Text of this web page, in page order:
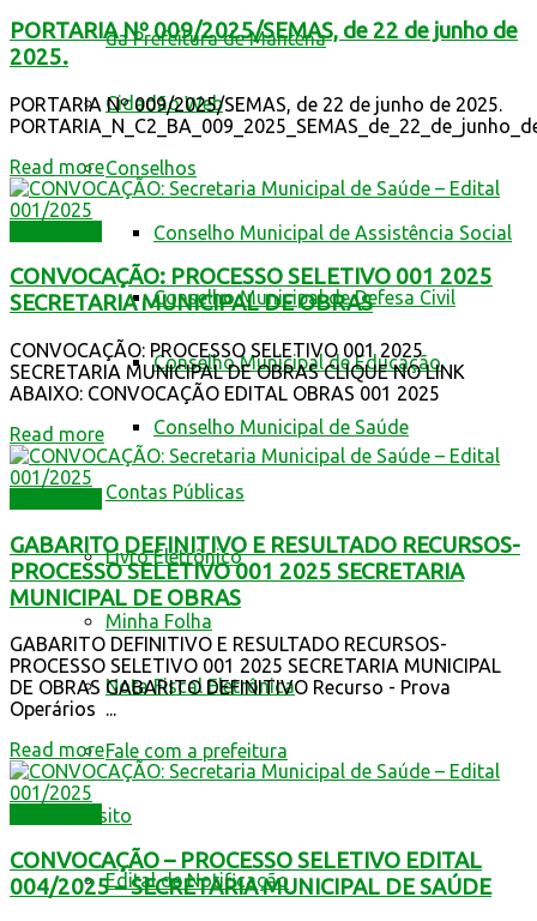
da Prefeitura de Mantena
Cidadão Web
Conselhos
Conselho Municipal de Assistência Social
Conselho Municipal de Defesa Civil
Conselho Municipal de Educação
Conselho Municipal de Saúde
Contas Públicas
Livro Eletrônico
Minha Folha
Nota Fiscal Eletrônica
Fale com a prefeitura
Trânsito
Edital de Notificação
PORTARIA Nº 009/2025/SEMAS, de 22 de junho de
2025.
PORTARIA Nº 009/2025/SEMAS, de 22 de junho de 2025.
Read more
CONVOCAÇÃO: PROCESSO SELETIVO 001 2025
SECRETARIA MUNICIPAL DE OBRAS
CONVOCAÇÃO: PROCESSO SELETIVO 001 2025
SECRETARIA MUNICIPAL DE OBRAS CLIQUE NO LINK
ABAIXO: CONVOCAÇÃO EDITAL OBRAS 001 2025
Read more
GABARITO DEFINITIVO E RESULTADO RECURSOS-
PROCESSO SELETIVO 001 2025 SECRETARIA
MUNICIPAL DE OBRAS
GABARITO DEFINITIVO E RESULTADO RECURSOS-
PROCESSO SELETIVO 001 2025 SECRETARIA MUNICIPAL
DE OBRAS GABARITO DEFINITIVO Recurso - Prova
Operários ...
Read more
CONVOCAÇÃO – PROCESSO SELETIVO EDITAL
004/2025 – SECRETARIA MUNICIPAL DE SAÚDE